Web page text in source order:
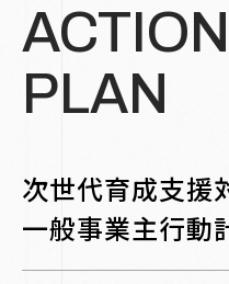
ACTION
PLAN
次世代育成支援
一般事業主行動